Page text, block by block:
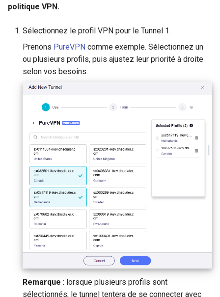
politique VPN.
Sélectionnez le profil VPN pour le Tunnel 1.
Prenons PureVPN comme exemple. Sélectionnez un
ou plusieurs profils, puis ajustez leur priorité à droite
selon vos besoins.
Remarque : lorsque plusieurs profils sont
sélectionnés, le tunnel tentera de se connecter avec